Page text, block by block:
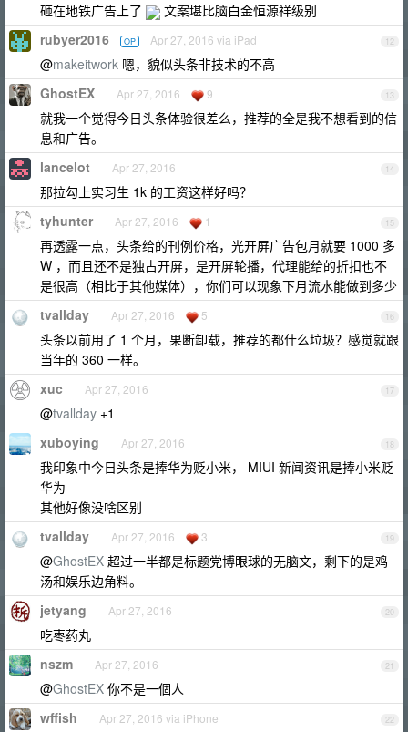
砸在地铁广告上了
文案堪比脑白金恒源祥级别
12
rubyer2016 OP Apr 27, 2016 via iPad
@makeitwork 嗯，貌似头条非技术的不高
13
GhostEX Apr 27, 2016 9
就我一个觉得今日头条体验很差么，推荐的全是我不想看到的信
息和广告。
14
lancelot Apr 27, 2016
那拉勾上实习生 1k 的工资这样好吗？
15
tyhunter Apr 27, 2016 1
再透露一点，头条给的刊例价格，光开屏广告包月就要 1000 多
W ，而且还不是独占开屏，是开屏轮播，代理能给的折扣也不
是很高（相比于其他媒体），你们可以现象下月流水能做到多少
16
tvallday Apr 27, 2016 5
头条以前用了 1 个月，果断卸载，推荐的都什么垃圾？感觉就跟
当年的 360 一样。
17
xuc Apr 27, 2016
@tvallday +1
18
xuboying Apr 27, 2016
我印象中今日头条是捧华为贬小米， MIUI 新闻资讯是捧小米贬
华为
其他好像没啥区别
19
tvallday Apr 27, 2016 3
@GhostEX 超过一半都是标题党博眼球的无脑文，剩下的是鸡
汤和娱乐边角料。
20
jetyang Apr 27, 2016
吃枣药丸
21
nszm Apr 27, 2016
@GhostEX 你不是一個人
22
wffish Apr 27, 2016 via iPhone